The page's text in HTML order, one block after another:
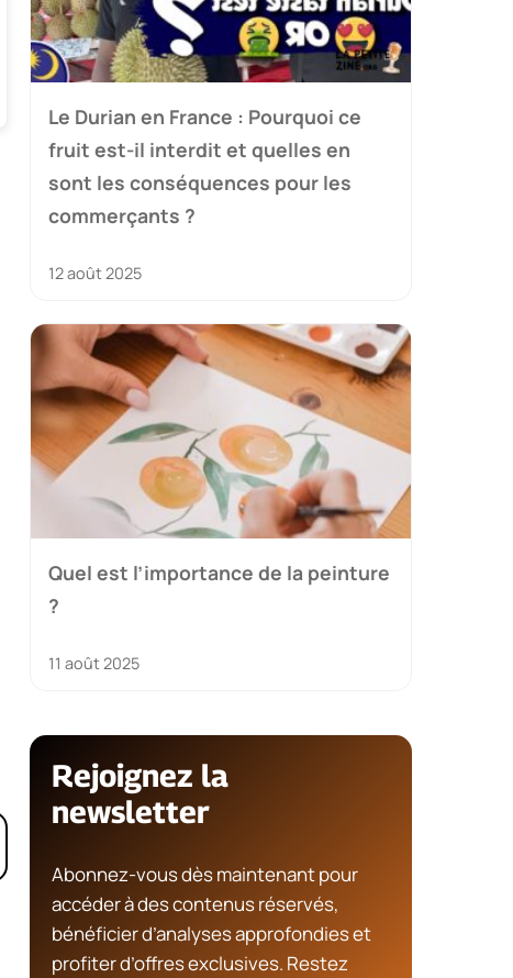
Le Durian en France : Pourquoi ce
fruit est-il interdit et quelles en
sont les conséquences pour les
commerçants ?
12 août 2025
Quel est l’importance de la peinture
?
11 août 2025
Rejoignez la
newsletter
Abonnez-vous dès maintenant pour
accéder à des contenus réservés,
bénéficier d’analyses approfondies et
profiter d’offres exclusives. Restez